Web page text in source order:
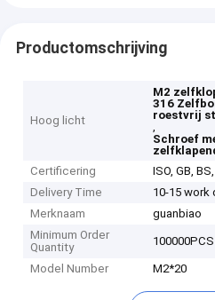
Productomschrijving
Hoog licht
M2
316
roestvrij
,
Schroef
Certificering
ISO, GB,
Delivery Time
10-15 work
Merknaam
guanbiao
Minimum Order
Quantity
100000PCS
Model Number M2*20